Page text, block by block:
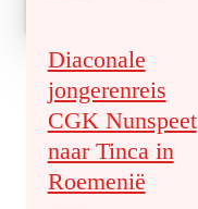
Diaconale
jongerenreis
CGK Nunspeet
naar Tinca in
Roemenië